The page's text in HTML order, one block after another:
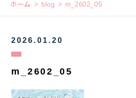
ホーム blog m_2602_05
2026.01.20
m_2602_05